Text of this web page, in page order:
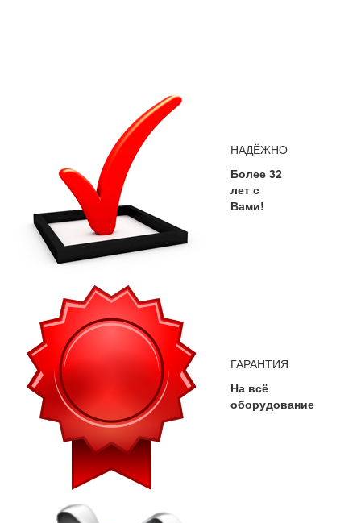
НАДЁЖНО
Более 32
лет с
Вами!
ГАРАНТИЯ
На всё
оборудование